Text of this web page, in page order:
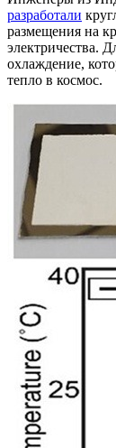
разработали
размещения на
электричества.
охлаждение,
тепло в космос.